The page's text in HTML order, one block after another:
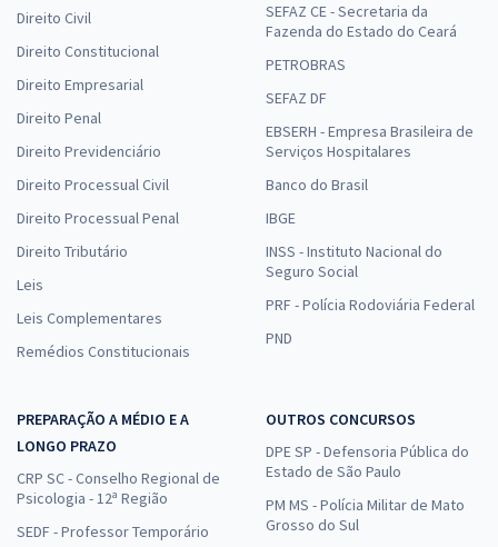
Direito Civil
Direito Constitucional
Direito Empresarial
Direito Penal
Direito Previdenciário
Direito Processual Civil
Direito Processual Penal
Direito Tributário
Leis
Leis Complementares
Remédios Constitucionais
SEFAZ CE - Secretaria da
Fazenda do Estado do Ceará
PETROBRAS
SEFAZ DF
EBSERH - Empresa Brasileira de
Serviços Hospitalares
Banco do Brasil
IBGE
INSS - Instituto Nacional do
Seguro Social
PRF - Polícia Rodoviária Federal
PND
PREPARAÇÃO A MÉDIO E A
LONGO PRAZO
CRP SC - Conselho Regional de
Psicologia - 12ª Região
SEDF - Professor Temporário
OUTROS CONCURSOS
DPE SP - Defensoria Pública do
Estado de São Paulo
PM MS - Polícia Militar de Mato
Grosso do Sul